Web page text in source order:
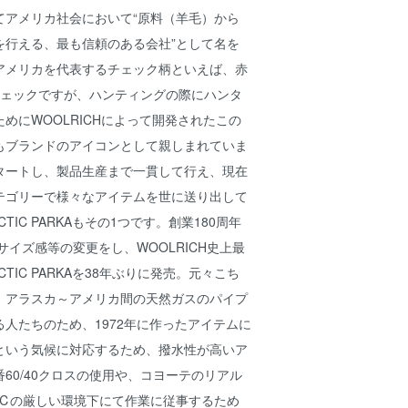
メリカ社会において“原料（羊毛）から
える、最も信頼のある会社”として名を
リカを代表するチェック柄といえば、赤
ックですが、ハンティングの際にハンタ
にWOOLRICHによって開発されたこの
ランドのアイコンとして親しまれていま
トし、製品生産まで一貫して行え、現在
リーで様々なアイテムを世に送り出して
PARKAもその1つです。創業180周年
イズ感等の変更をし、WOOLRICH史上最
PARKAを38年ぶりに発売。元々こち
ラスカ～アメリカ間の天然ガスのパイプ
たちのため、1972年に作ったアイテムに
う気候に対応するため、撥水性が高いア
40クロスの使用や、コヨーテのリアル
厳しい環境下にて作業に従事するため